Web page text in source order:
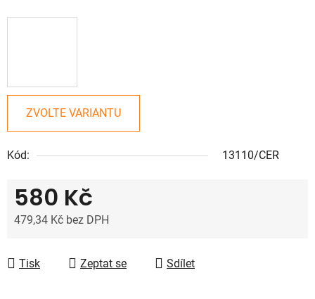
ZVOLTE VARIANTU
Kód: 13110/CER
580 Kč
479,34 Kč bez DPH
Tisk
Zeptat se Sdílet